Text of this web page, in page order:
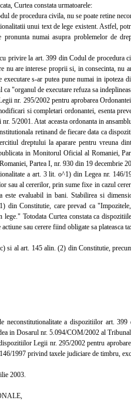
Curtea constata urmatoarele:
de procedura civila, nu se poate retine
unui text de lege existent. Astfel,
numai asupra problemelor de
privire la art. 399 din Codul de procedura
nu are interese proprii si, in consecinta, nu
executare s-ar putea pune numai in
"organul de executare refuza sa
nr. 295/2002 pentru aprobarea
si completari ordonantei, esenta
5/2001. Atat aceasta ordonanta in
retinand de fiecare data ca
dreptului la aparare pentru vreuna
in Monitorul Oficial al Romaniei,
Partea I, nr. 930 din 19 decembrie
a art. 3 lit. o^1) din Legea nr. 146/
sau al cererilor, prin sume fixe in cazul
este evaluabil in bani. Stabilirea si
Constitutie, care prevad ca
lege." Totodata Curtea constata ca
sau cerere fiind obligate sa
si al art. 145 alin. (2) din Constitutie,
a dispozitiilor art. 399
in Dosarul nr. 5.094/COM/2002 al
Legii nr. 295/2002 pentru
1997 privind taxele judiciare de timbru,
2003.